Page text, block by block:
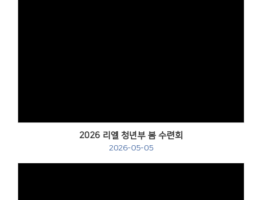
2026 리엘 청년부 봄 수련회
2026-05-05